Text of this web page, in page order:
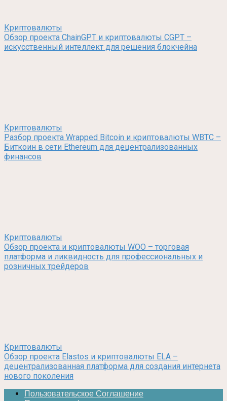
Криптовалюты
Обзор проекта ChainGPT и криптовалюты CGPT –
искусственный интеллект для решения блокчейна
Криптовалюты
Разбор проекта Wrapped Bitcoin и криптовалюты WBTC –
Биткоин в сети Ethereum для децентрализованных
финансов
Криптовалюты
Обзор проекта и криптовалюты WOO – торговая
платформа и ликвидность для профессиональных и
розничных трейдеров
Криптовалюты
Обзор проекта Elastos и криптовалюты ELA –
децентрализованная платформа для создания интернета
нового поколения
Пользовательское Соглашение